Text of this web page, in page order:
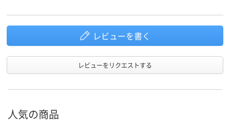
レビューを書く
レビューをリクエストする
人気の商品